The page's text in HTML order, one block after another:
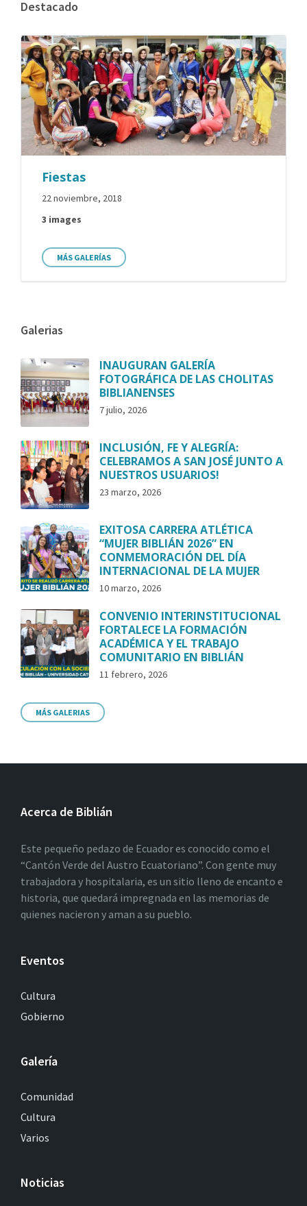
Destacado
Fiestas
22 noviembre, 2018
3 images
MÁS GALERÍAS
Galerias
INAUGURAN GALERÍA
FOTOGRÁFICA DE LAS CHOLITAS
BIBLIANENSES
7 julio, 2026
INCLUSIÓN, FE Y ALEGRÍA:
CELEBRAMOS A SAN JOSÉ JUNTO A
NUESTROS USUARIOS!
23 marzo, 2026
EXITOSA CARRERA ATLÉTICA
“MUJER BIBLIÁN 2026” EN
CONMEMORACIÓN DEL DÍA
INTERNACIONAL DE LA MUJER
10 marzo, 2026
CONVENIO INTERINSTITUCIONAL
FORTALECE LA FORMACIÓN
ACADÉMICA Y EL TRABAJO
COMUNITARIO EN BIBLIÁN
11 febrero, 2026
MÁS GALERIAS
Acerca de Biblián
Este pequeño pedazo de Ecuador es conocido como el
“Cantón Verde del Austro Ecuatoriano”. Con gente muy
trabajadora y hospitalaria, es un sitio lleno de encanto e
historia, que quedará impregnada en las memorias de
quienes nacieron y aman a su pueblo.
Eventos
Cultura
Gobierno
Galería
Comunidad
Cultura
Varios
Noticias